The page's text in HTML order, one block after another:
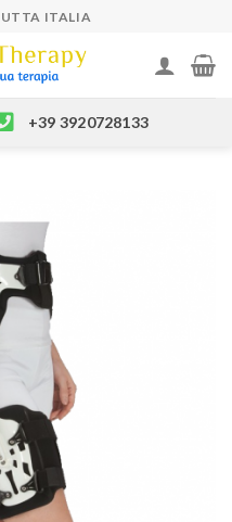
ITALIA
+39 3920728133